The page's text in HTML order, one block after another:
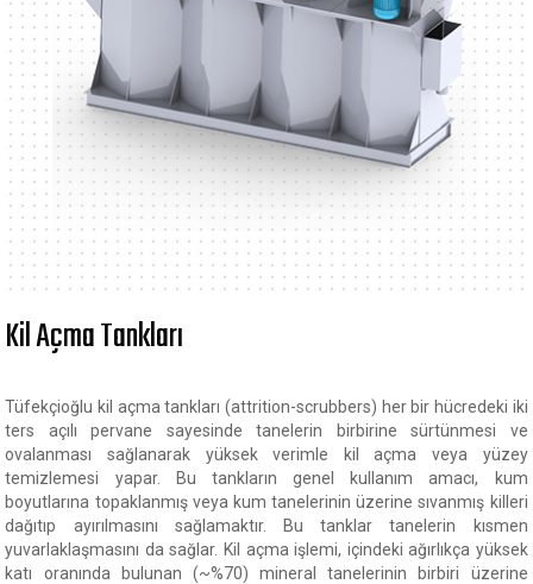
Kil Açma Tankları
Tüfekçioğlu kil açma tankları (attrition-scrubbers) her bir hücredeki iki
ters açılı pervane sayesinde tanelerin birbirine sürtünmesi ve
ovalanması sağlanarak yüksek verimle kil açma veya yüzey
temizlemesi yapar. Bu tankların genel kullanım amacı, kum
boyutlarına topaklanmış veya kum tanelerinin üzerine sıvanmış killeri
dağıtıp ayırılmasını sağlamaktır. Bu tanklar tanelerin kısmen
yuvarlaklaşmasını da sağlar. Kil açma işlemi, içindeki ağırlıkça yüksek
katı oranında bulunan (~%70) mineral tanelerinin birbiri üzerine